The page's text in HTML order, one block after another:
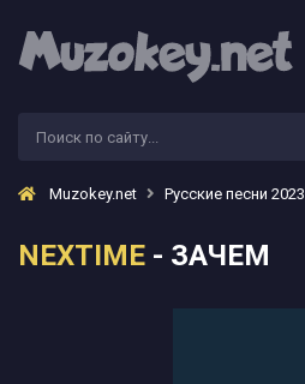
Muzokey.net Русские песни 2023
NEXTIME - ЗАЧЕМ